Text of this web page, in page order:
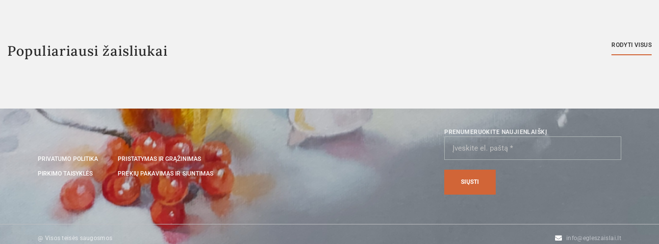
Populiariausi žaisliukai RODYTI VISUS
PRIVATUMO POLITIKA
PIRKIMO TAISYKLĖS
PRISTATYMAS IR GRĄŽINIMAS
PREKIŲ PAKAVIMAS IR SIUNTIMAS
PRENUMERUOKITE NAUJIENLAIŠKĮ
@ Visos teisės saugosmos info@egleszaislai.lt